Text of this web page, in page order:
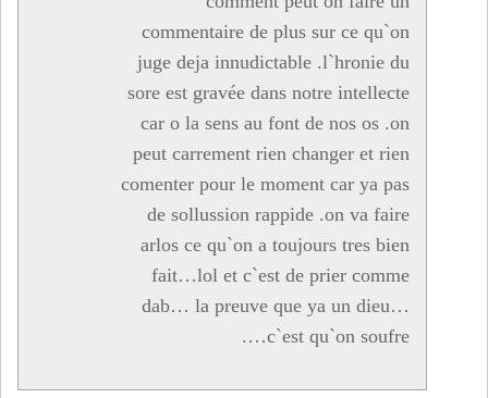
commentaire de plus sur ce qu`on
juge deja innudictable .l`hronie du
sore est gravée dans notre intellecte
car o la sens au font de nos os .on
peut carrement rien changer et rien
comenter pour le moment car ya pas
de sollussion rappide .on va faire
arlos ce qu`on a toujours tres bien
fait…lol et c`est de prier comme
dab… la preuve que ya un dieu…
c`est qu`on soufre….